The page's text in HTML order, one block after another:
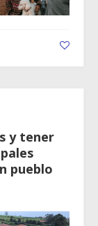
y tener
pueblo